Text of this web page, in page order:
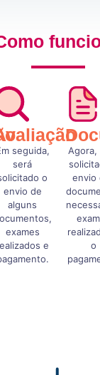
seguida,
será
o
envio de
alguns
exames
e
Agora,
envio
o